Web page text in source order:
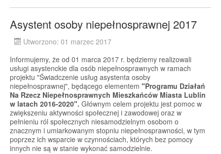
Asystent osoby niepełnosprawnej 2017
Utworzono: 01 marzec 2017
Informujemy, że od 01 marca 2017 r. będziemy realizowali
usługi asystenckie dla osób niepełnosprawnych w ramach
projektu "Świadczenie usług asystenta osoby
niepełnosprawnej", będącego elementem "Programu Działań
Na Rzecz Niepełnosprawnych Mieszkańców Miasta Lublin
w latach 2016-2020". Głównym celem projektu jest pomoc w
zwiększeniu aktywności społecznej i zawodowej oraz w
pełnieniu ról społecznych niesamodzielnym osobom o
znacznym i umiarkowanym stopniu niepełnosprawności, w tym
poprzez ich wsparcie w czynnościach, których bez pomocy
innych nie są w stanie wykonać samodzielnie.